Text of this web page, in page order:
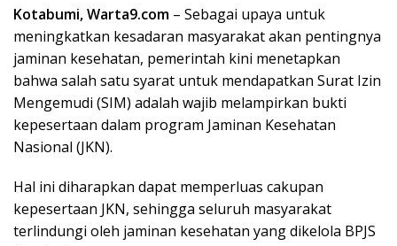
Kotabumi, Warta9.com – Sebagai upaya untuk
meningkatkan kesadaran masyarakat akan pentingnya
jaminan kesehatan, pemerintah kini menetapkan
bahwa salah satu syarat untuk mendapatkan Surat Izin
Mengemudi (SIM) adalah wajib melampirkan bukti
kepesertaan dalam program Jaminan Kesehatan
Nasional (JKN).
Hal ini diharapkan dapat memperluas cakupan
kepesertaan JKN, sehingga seluruh masyarakat
terlindungi oleh jaminan kesehatan yang dikelola BPJS